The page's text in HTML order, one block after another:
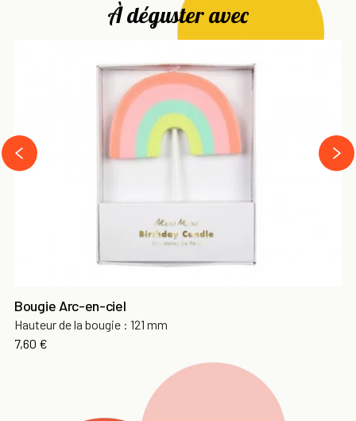
À déguster avec
Bougie Arc-en-ciel
Hauteur de la bougie : 121 mm
Prix
7,60 €
prev
next